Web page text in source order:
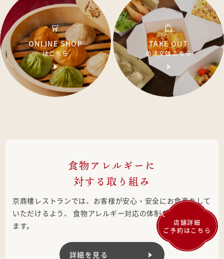
(月)START！毎月27日はお
籠包を味わえる♪『京鼎樓 小
店舗詳細
ご予約はこちら
#飲み会#友人・仲間と
ONLINE SHOP
はこちら
TAKE OUT
の注文はこちら
食物アレルギーに
対する取り組み
京鼎樓レストランでは、お客様が安心・安全にお食事をして
いただけるよう、
食物アレルギー対応の体制を整えており
ます。
詳細を見る